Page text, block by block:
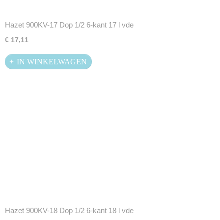
Hazet 900KV-17 Dop 1/2 6-kant 17 l vde
€ 17,11
IN WINKELWAGEN
Hazet 900KV-18 Dop 1/2 6-kant 18 l vde